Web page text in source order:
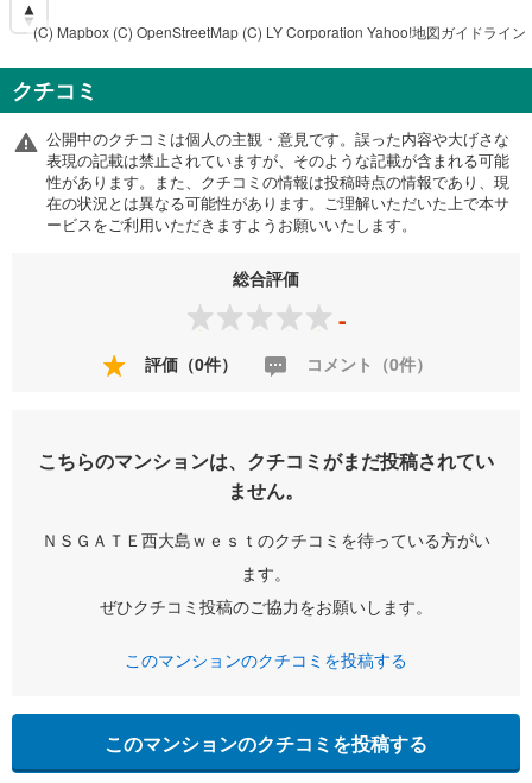
(C) Mapbox (C) OpenStreetMap (C) LY Corporation Yahoo!地図ガイドライン
クチコミ
公開中のクチコミは個人の主観・意見です。誤った内容や大げさな
表現の記載は禁止されていますが、そのような記載が含まれる可能
性があります。また、クチコミの情報は投稿時点の情報であり、現
在の状況とは異なる可能性があります。ご理解いただいた上で本サ
ービスをご利用いただきますようお願いいたします。
総合評価
-
評価（0件） コメント（0件）
こちらのマンションは、クチコミがまだ投稿されてい
ません。
ＮＳＧＡＴＥ西大島ｗｅｓｔのクチコミを待っている方がい
ます。
ぜひクチコミ投稿のご協力をお願いします。
このマンションのクチコミを投稿する
このマンションのクチコミを投稿する